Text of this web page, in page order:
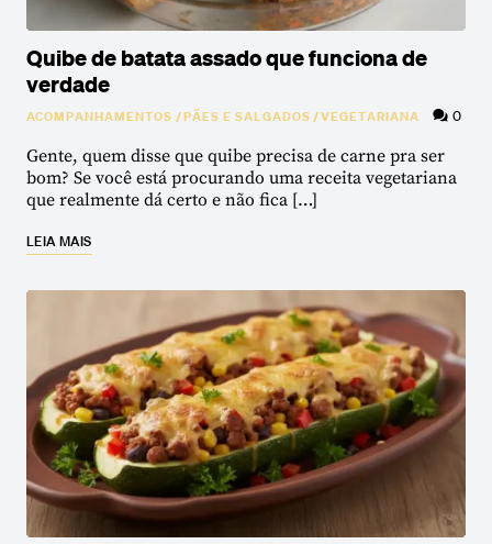
Quibe de batata assado que funciona de
verdade
ACOMPANHAMENTOS /PÃES E SALGADOS/VEGETARIANA 0
Gente, quem disse que quibe precisa de carne pra ser
bom? Se você está procurando uma receita vegetariana
que realmente dá certo e não fica […]
LEIA MAIS